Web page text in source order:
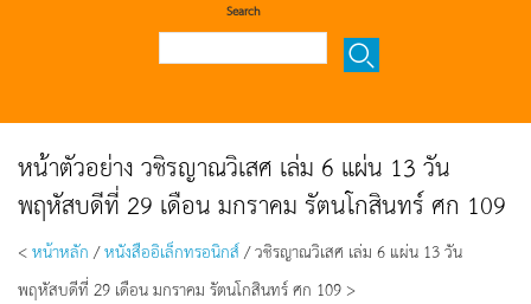
Search
หน้าตัวอย่าง วชิรญาณวิเสศ เล่ม 6 แผ่น 13 วัน
พฤหัสบดีที่ 29 เดือน มกราคม รัตนโกสินทร์ ศก 109
<หน้าหลัก /หนังสืออิเล็กทรอนิกส์/ วชิรญาณวิเสศ เล่ม 6 แผ่น 13 วัน
พฤหัสบดีที่ 29 เดือน มกราคม รัตนโกสินทร์ ศก 109 >